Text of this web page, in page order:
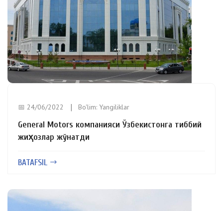
📅 24/06/2022 Bo'lim: Yangiliklar
General Motors компанияси Ўзбекистонга тиббий
жиҳозлар жўнатди
BATAFSIL